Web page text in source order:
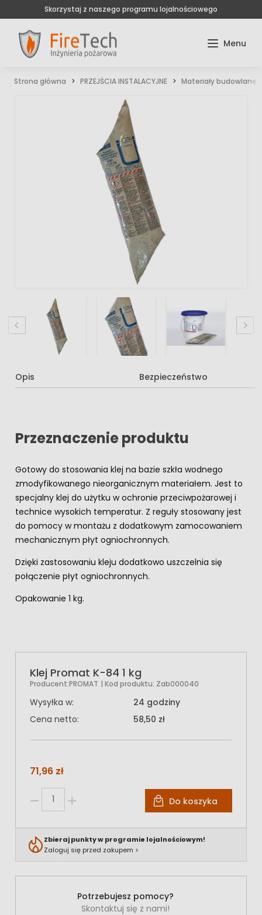
Skorzystaj z naszego programu lojalnościowego
Strona główna PRZEJŚCIA INSTALACYJNE Materiały budowlane
Opis Bezpieczeństwo
Przeznaczenie produktu
Gotowy do stosowania klej na bazie szkła wodnego
zmodyfikowanego nieorganicznym materiałem. Jest to
specjalny klej do użytku w ochronie przeciwpożarowej i
technice wysokich temperatur. Z reguły stosowany jest
do pomocy w montażu z dodatkowym zamocowaniem
mechanicznym płyt ogniochronnych.
Dzięki zastosowaniu kleju dodatkowo uszczelnia się
połączenie płyt ogniochronnych.
Opakowanie 1 kg.
Klej Promat K-84 1 kg
Producent:PROMAT | Kod produktu: Zab000040
Wysyłka w:
24 godziny
Cena netto:
58,50 zł
71,96 zł
Do koszyka
Zbieraj punkty w programie lojalnościowym!
Zaloguj się przed zakupem >
Potrzebujesz pomocy?
Skontaktuj się z nami!